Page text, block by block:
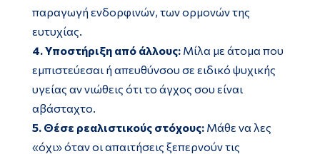
παραγωγή ενδορφινών, των ορμονών της
ευτυχίας.
4. Υποστήριξη από άλλους:Μίλα με άτομα που
εμπιστεύεσαι ή απευθύνσου σε ειδικό ψυχικής
υγείας αν νιώθεις ότι το άγχος σου είναι
αβάσταχτο.
5. Θέσε ρεαλιστικούς στόχους:Μάθε να λες
«όχι» όταν οι απαιτήσεις ξεπερνούν τις